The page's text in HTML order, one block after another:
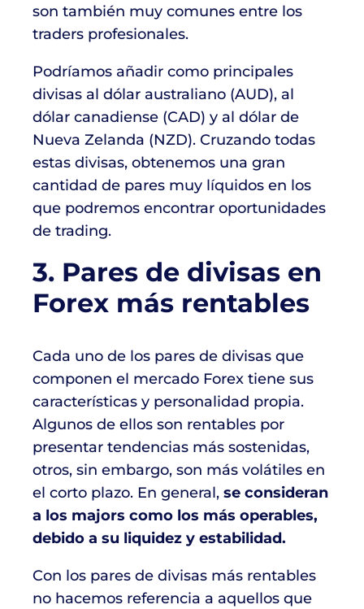
son también muy comunes entre los
traders profesionales.
Podríamos añadir como principales
divisas al dólar australiano (AUD), al
dólar canadiense (CAD) y al dólar de
Nueva Zelanda (NZD). Cruzando todas
estas divisas, obtenemos una gran
cantidad de pares muy líquidos en los
que podremos encontrar oportunidades
de trading.
3. Pares de divisas en
Forex más rentables
Cada uno de los pares de divisas que
componen el mercado Forex tiene sus
características y personalidad propia.
Algunos de ellos son rentables por
presentar tendencias más sostenidas,
otros, sin embargo, son más volátiles en
el corto plazo. En general, se consideran
a los majors como los más operables,
debido a su liquidez y estabilidad.
Con los pares de divisas más rentables
no hacemos referencia a aquellos que